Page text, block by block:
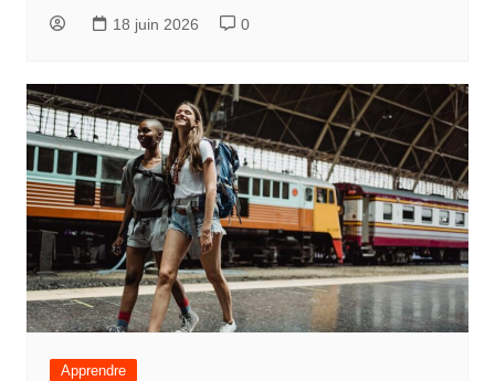
18 juin 2026 0
Apprendre